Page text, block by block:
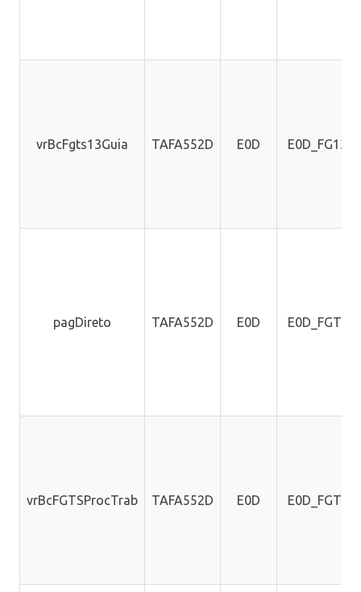
vrBcFgts13Guia TAFA552D E0D
pagDireto TAFA552D E0D
vrBcFGTSProcTrab TAFA552D E0D